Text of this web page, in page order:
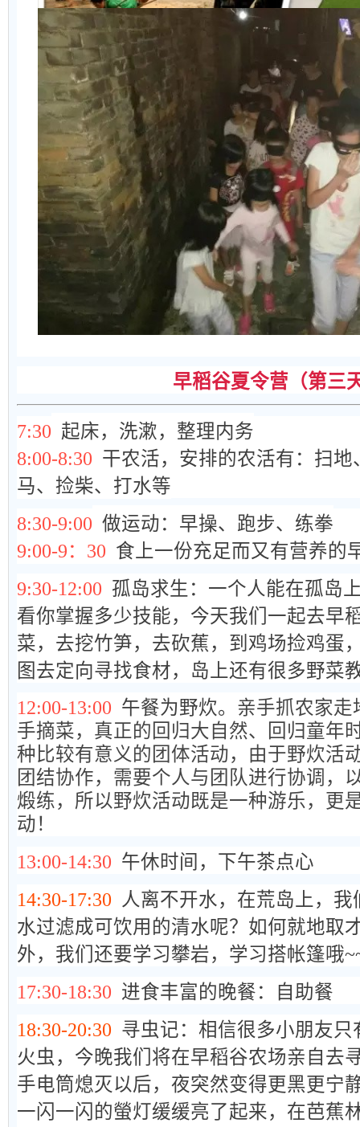
早稻谷夏令营（第三
7:30 起床，洗漱，整理内务
8:00-8:30 干农活，安排的农活有：扫
马、捡柴、打水等
8:30-9:00 做运动：早操、跑步、练拳
9:00-9：30 食上一份充足而又有营养
9:30-12:00 孤岛求生：一个人能在孤岛
看你掌握多少技能，今天我们一起去早
菜，去挖竹笋，去砍蕉，到鸡场捡鸡蛋
图去定向寻找食材，岛上还有很多野菜
12:00-13:00 午餐为野炊。 亲手抓农家走
手摘菜，真正的回归大自然、回归童年
种比较有意义的团体活动，由于野炊活
团结协作，需要个人与团队进行协调，
煅练，所以野炊活动既是一种游乐，更
动！
13:00-14:30 午休时间，下午茶点心
14:30-17:30
人离不开水，在荒岛上，
水过滤成可饮用的清水呢？如何就地取
外，我们还要学习攀岩，学习搭帐篷哦
17:30-18:30 进食丰富的晚餐：自助餐
18:30-20:30 寻虫记：相信很多小朋友
火虫，今晚我们将在早稻谷农场亲自去
手电筒熄灭以后，夜突然变得更黑更宁
一闪一闪的螢灯缓缓亮了起来，在芭蕉